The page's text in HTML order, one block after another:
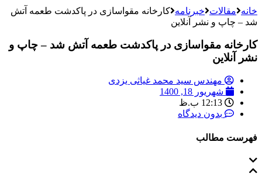
خانه مقالات خبرنامه کارخانه مقواسازی در پاکدشت طعمه آتش
شد – چاپ و نشر آنلاین
کارخانه مقواسازی در پاکدشت طعمه آتش شد – چاپ و
نشر آنلاین
مهندس سید محمد غیاثی یزدی
شهریور 18, 1400
12:13 ب.ظ
بدون دیدگاه
فهرست مطالب